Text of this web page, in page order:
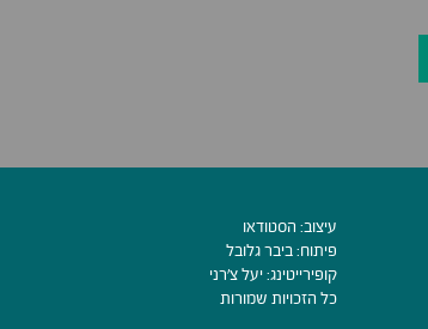
עיצוב: הסטודאו
פיתוח:ביבר גלובל
קופירייטינג:יעל צ׳רני
כל הזכויות שמורות